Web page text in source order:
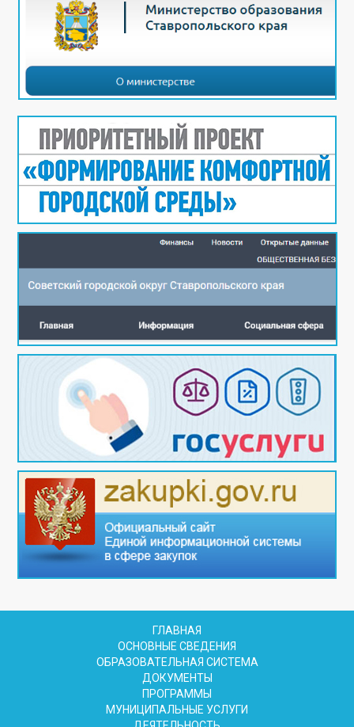
ГЛАВНАЯ
ОСНОВНЫЕ СВЕДЕНИЯ
ОБРАЗОВАТЕЛЬНАЯ СИСТЕМА
ДОКУМЕНТЫ
ПРОГРАММЫ
МУНИЦИПАЛЬНЫЕ УСЛУГИ